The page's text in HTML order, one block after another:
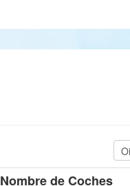
Nombre de Coches